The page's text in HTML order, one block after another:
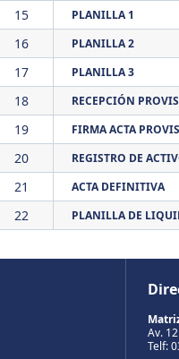
15 PLANILLA 1
16 PLANILLA 2
17 PLANILLA 3
18 RECEPCIÓN
19 FIRMA ACTA
20 REGISTRO DE
21 ACTA DEFINITIVA
22 PLANILLA DE
Av.
Telf: